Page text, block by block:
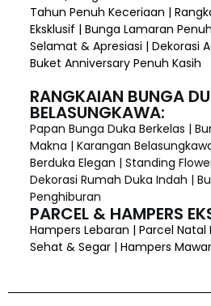
Tahun Penuh Keceriaan |
Eksklusif | Bunga Lamaran
Selamat & Apresiasi | Dekorasi
Buket Anniversary Penuh Kasih
RANGKAIAN BUNGA
BELASUNGKAWA:
Papan Bunga Duka Berkelas |
Makna | Karangan
Berduka Elegan | Standing
Dekorasi Rumah Duka Indah |
Penghiburan
PARCEL & HAMPERS
Hampers Lebaran | Parcel Natal
Sehat & Segar | Hampers